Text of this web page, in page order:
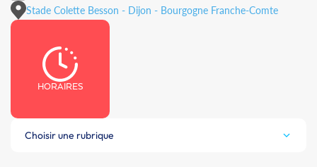
Stade Colette Besson - Dijon - Bourgogne Franche-Comte
HORAIRES
Choisir une rubrique